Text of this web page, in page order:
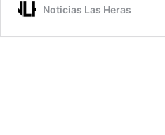
Noticias Las Heras